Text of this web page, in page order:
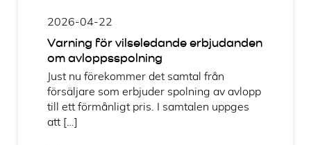
2026-04-22
Varning för vilseledande erbjudanden
om avloppsspolning
Just nu förekommer det samtal från
försäljare som erbjuder spolning av avlopp
till ett förmånligt pris. I samtalen uppges
att […]